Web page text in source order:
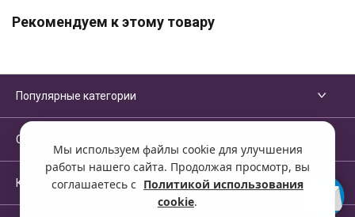
Мы используем файлы cookie для улучшения
работы нашего сайта. Продолжая просмотр, вы
соглашаетесь с Политикой использования
cookie.
Рекомендуем к этому товару
Популярные категории
Сервисы и помощь
Компания